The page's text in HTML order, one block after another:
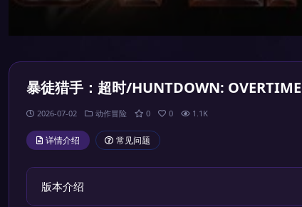
暴徒猎手：超时/HUNTDOWN: OVERTIME
2026-07-02 动作冒险 0 0 1.1K
详情介绍 常见问题
版本介绍